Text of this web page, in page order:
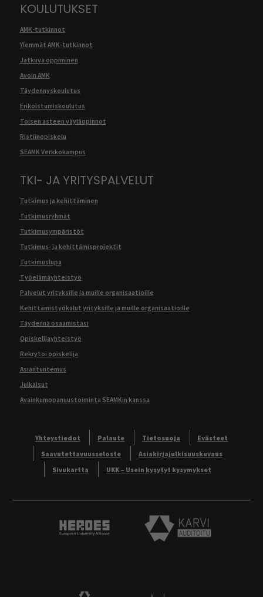
KOULUTUKSET
AMK-tutkinnot
Ylemmät AMK-tutkinnot
Jatkuva oppiminen
Avoin AMK
Täydennyskoulutus
Erikoistumiskoulutus
Toisen asteen väyläopinnot
Ristiinopiskelu
SEAMK Verkkokampus
TKI- JA YRITYSPALVELUT
Tutkimus ja kehittäminen
Tutkimusryhmät
Tutkimusympäristöt
Tutkimus- ja kehittämisprojektit
Tutkimuslupa
Työelämäyhteistyö
Palvelut yrityksille ja muille organisaatioille
Kehittämistyökalut yrityksille ja muille organisaatioille
Täydennä osaamistasi
Opiskelijayhteistyö
Rekrytoi opiskelija
Asiantuntemus
Julkaisut
Avainkumppanuustoiminta SEAMKin kanssa
Yhteystiedot Palaute Tietosuoja
Evästeet
Saavutettavuusseloste
Asiakirjajulkisuuskuvaus
Sivukartta
UKK – Usein kysytyt kysymykset
Heroes European University Alliance logo
Karvi Auditoitu logo